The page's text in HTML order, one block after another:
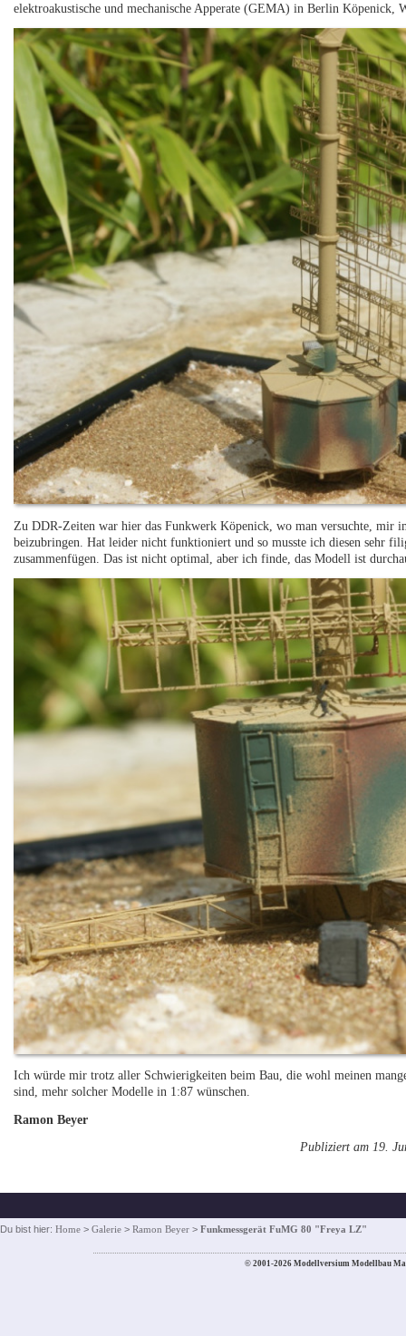
elektroakustische und mechanische Apperate (GEMA) in Berlin Köpenick,
Zu DDR-Zeiten war hier das Funkwerk Köpenick, wo man versuchte, mir
beizubringen. Hat leider nicht funktioniert und so musste ich diesen sehr
zusammenfügen. Das ist nicht optimal, aber ich finde, das Modell ist
Ich würde mir trotz aller Schwierigkeiten beim Bau, die wohl meinen
sind, mehr solcher Modelle in 1:87 wünschen.
Ramon Beyer
Publiziert am 19.
Du bist hier: Home > Galerie > Ramon Beyer > Funkmessgerät FuMG 80 "Freya LZ"
© 2001-2026 Modellversium Modellbau